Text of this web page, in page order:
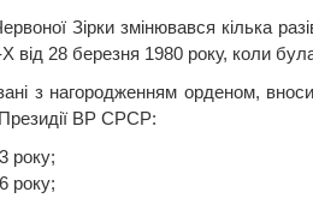
Зірки змінювався кілька
від 28 березня 1980 року, коли
з нагородженням орденом,
ВР СРСР:
року;
року;